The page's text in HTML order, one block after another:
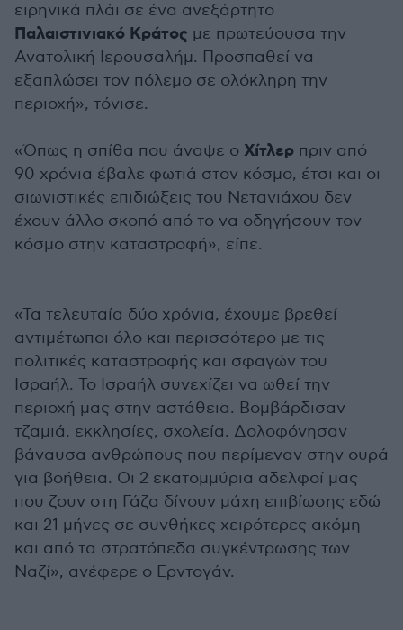
ειρηνικά πλάι σε ένα ανεξάρτητο
Παλαιστινιακό Κράτος με πρωτεύουσα την
Ανατολική Ιερουσαλήμ. Προσπαθεί να
εξαπλώσει τον πόλεμο σε ολόκληρη την
περιοχή», τόνισε.
«Όπως η σπίθα που άναψε ο Χίτλερ πριν από
90 χρόνια έβαλε φωτιά στον κόσμο, έτσι και οι
σιωνιστικές επιδιώξεις του Νετανιάχου δεν
έχουν άλλο σκοπό από το να οδηγήσουν τον
κόσμο στην καταστροφή», είπε.
«Τα τελευταία δύο χρόνια, έχουμε βρεθεί
αντιμέτωποι όλο και περισσότερο με τις
πολιτικές καταστροφής και σφαγών του
Ισραήλ. Το Ισραήλ συνεχίζει να ωθεί την
περιοχή μας στην αστάθεια. Βομβάρδισαν
τζαμιά, εκκλησίες, σχολεία. Δολοφόνησαν
βάναυσα ανθρώπους που περίμεναν στην ουρά
για βοήθεια. Οι 2 εκατομμύρια αδελφοί μας
που ζουν στη Γάζα δίνουν μάχη επιβίωσης εδώ
και 21 μήνες σε συνθήκες χειρότερες ακόμη
και από τα στρατόπεδα συγκέντρωσης των
Ναζί», ανέφερε ο Ερντογάν.